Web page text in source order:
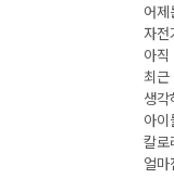
어
자
아
최근
생
아
칼
얼